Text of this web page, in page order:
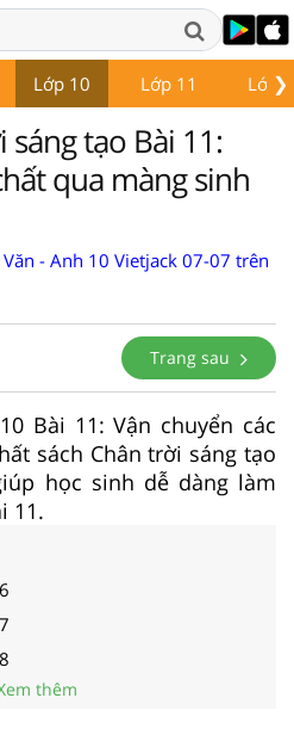
❯
Lớp 10 Lớp 11 Lớp
tạo Bài 11:
qua màng sinh
Văn - Anh 10 Vietjack 07-07 trên
Trang sau
Bài 11: Vận chuyển các
sách Chân trời sáng tạo
học sinh dễ dàng làm
11.
thêm